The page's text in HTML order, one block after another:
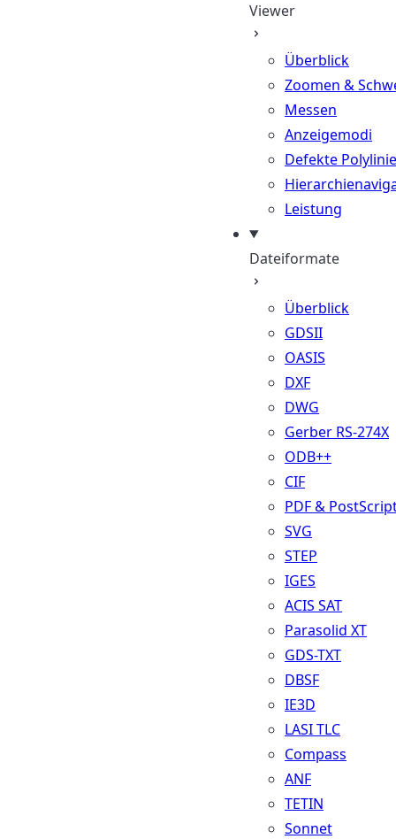
Viewer
Überblick
Zoomen &
Messen
Anzeigemodi
Defekte
Leistung
Dateiformate
Überblick
GDSII
OASIS
DXF
DWG
Gerber RS-274X
ODB++
CIF
PDF &
SVG
STEP
IGES
ACIS SAT
Parasolid XT
GDS-TXT
DBSF
IE3D
LASI TLC
Compass
ANF
TETIN
Sonnet